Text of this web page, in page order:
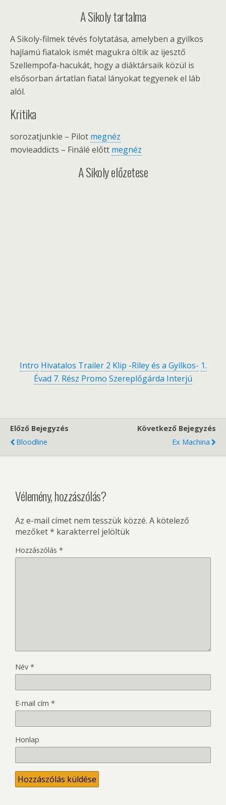
A Sikoly tartalma
A Sikoly-filmek tévés folytatása, amelyben a gyilkos
hajlamú fiatalok ismét magukra öltik az ijesztő
Szellempofa-hacukát, hogy a diáktársaik közül is
elsősorban ártatlan fiatal lányokat tegyenek el láb
alól.
Kritika
sorozatjunkie – Pilot megnéz
movieaddicts – Finálé előtt megnéz
A Sikoly előzetese
Intro Hivatalos Trailer 2 Klip -Riley és a Gyilkos- 1.
Évad 7. Rész Promo Szereplőgárda Interjú
Előző Bejegyzés
Bloodline
Következő Bejegyzés
Ex Machina
Vélemény, hozzászólás?
Az e-mail címet nem tesszük közzé. A kötelező
mezőket* karakterrel jelöltük
Hozzászólás *
Név *
E-mail cím *
Honlap